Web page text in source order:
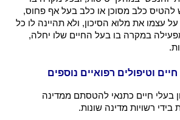
כלב מסוכן או כלב בעל אף פחוס,
עצמו את מלוא הסיכון, ולא תהיינה לו כל
במקרה בו בעל החיים שלו יחלה,
חיים וטיפולים רפואיים נוספים
בעלי חיים כתנאי להטסתם ממדינה
בידי רשויות מדינה שונות.